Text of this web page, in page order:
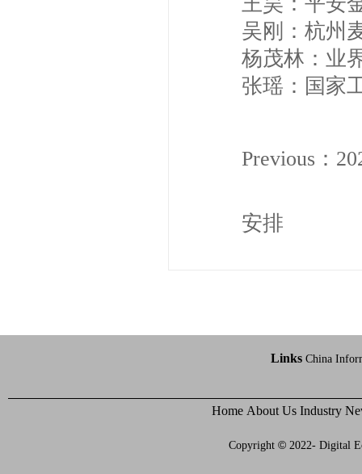
吴刚 ：杭州
杨茂林 ：业
张瑶 ：国家
Previous：
安排
Links China
Home About Us Industry
Copyright ©2022- Digital